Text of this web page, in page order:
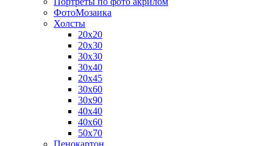
ФотоМозаика
Холсты
20х20
20х30
30х30
30х40
20х45
30х60
30х90
40х40
40х60
50х70
Пенокартон